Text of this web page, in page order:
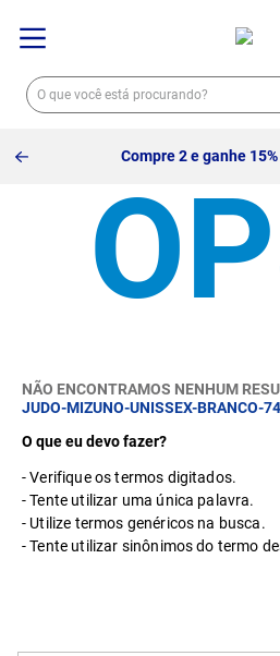
Compre 2 e ganhe 15%
NÃO ENCONTRAMOS NENHUM
JUDO-MIZUNO-UNISSEX-BRANCO-
O que eu devo fazer?
Verifique os termos digitados.
Tente utilizar uma única palavra.
Utilize termos genéricos na busca.
Tente utilizar sinônimos do termo